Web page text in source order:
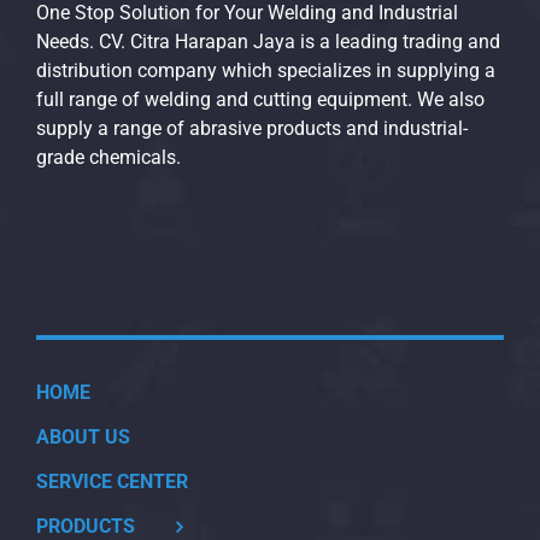
One Stop Solution for Your Welding and Industrial
Needs. CV. Citra Harapan Jaya is a leading trading and
distribution company which specializes in supplying a
full range of welding and cutting equipment. We also
supply a range of abrasive products and industrial-
grade chemicals.
HOME
ABOUT US
SERVICE CENTER
PRODUCTS